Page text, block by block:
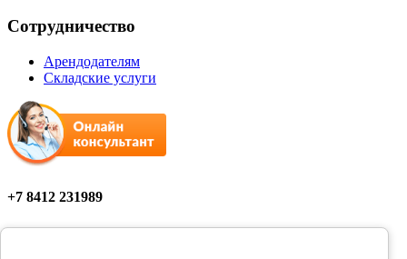
Сотрудничество
Арендодателям
Складские услуги
+7 8412 231989
Мы в соцсетях